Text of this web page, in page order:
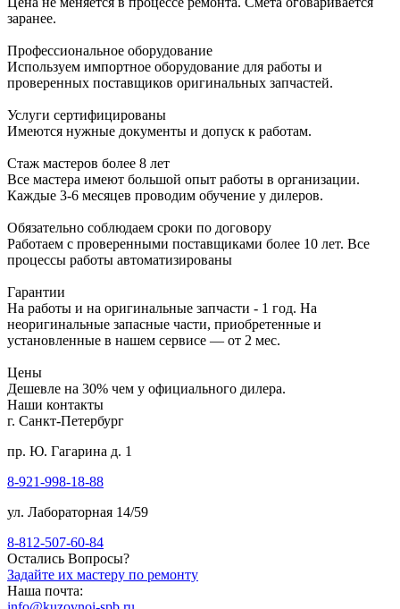
заранее.
Профессиональное оборудование
Используем импортное оборудование для работы и
проверенных поставщиков оригинальных запчастей.
Услуги сертифицированы
Имеются нужные документы и допуск к работам.
Стаж мастеров более 8 лет
Все мастера имеют большой опыт работы в организации.
Каждые 3-6 месяцев проводим обучение у дилеров.
Обязательно соблюдаем сроки по договору
Работаем с проверенными поставщиками более 10 лет. Все
процессы работы автоматизированы
Гарантии
На работы и на оригинальные запчасти - 1 год. На
неоригинальные запасные части, приобретенные и
установленные в нашем сервисе — от 2 мес.
Цены
Дешевле на 30% чем у официального дилера.
Наши контакты
г. Санкт-Петербург
пр. Ю. Гагарина д. 1
8-921-998-18-88
ул. Лабораторная 14/59
8-812-507-60-84
Остались Вопросы?
Задайте их мастеру по ремонту
Наша почта: